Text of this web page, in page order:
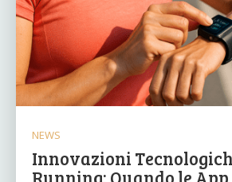
NEWS
Innovazioni